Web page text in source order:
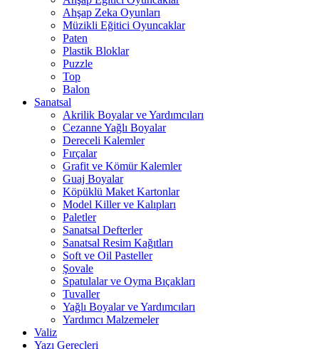
Ahşap Zeka Oyunları
Müzikli Eğitici Oyuncaklar
Paten
Plastik Bloklar
Puzzle
Top
Balon
Sanatsal
Akrilik Boyalar ve Yardımcıları
Cezanne Yağlı Boyalar
Dereceli Kalemler
Fırçalar
Grafit ve Kömür Kalemler
Guaj Boyalar
Köpüklü Maket Kartonlar
Model Killer ve Kalıpları
Paletler
Sanatsal Defterler
Sanatsal Resim Kağıtları
Soft ve Oil Pasteller
Şovale
Spatulalar ve Oyma Bıçakları
Tuvaller
Yağlı Boyalar ve Yardımcıları
Yardımcı Malzemeler
Valiz
Yazı Gereçleri